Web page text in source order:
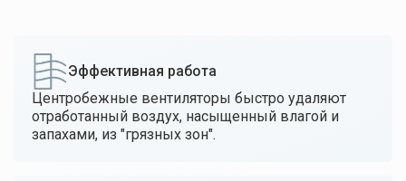
Эффективная работа
Центробежные вентиляторы быстро удаляют
отработанный воздух, насыщенный влагой и
запахами, из "грязных зон".